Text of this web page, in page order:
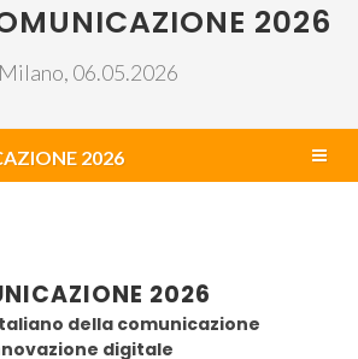
2026
Milano, 06.05.2026
2026
2026
della comunicazione
digitale